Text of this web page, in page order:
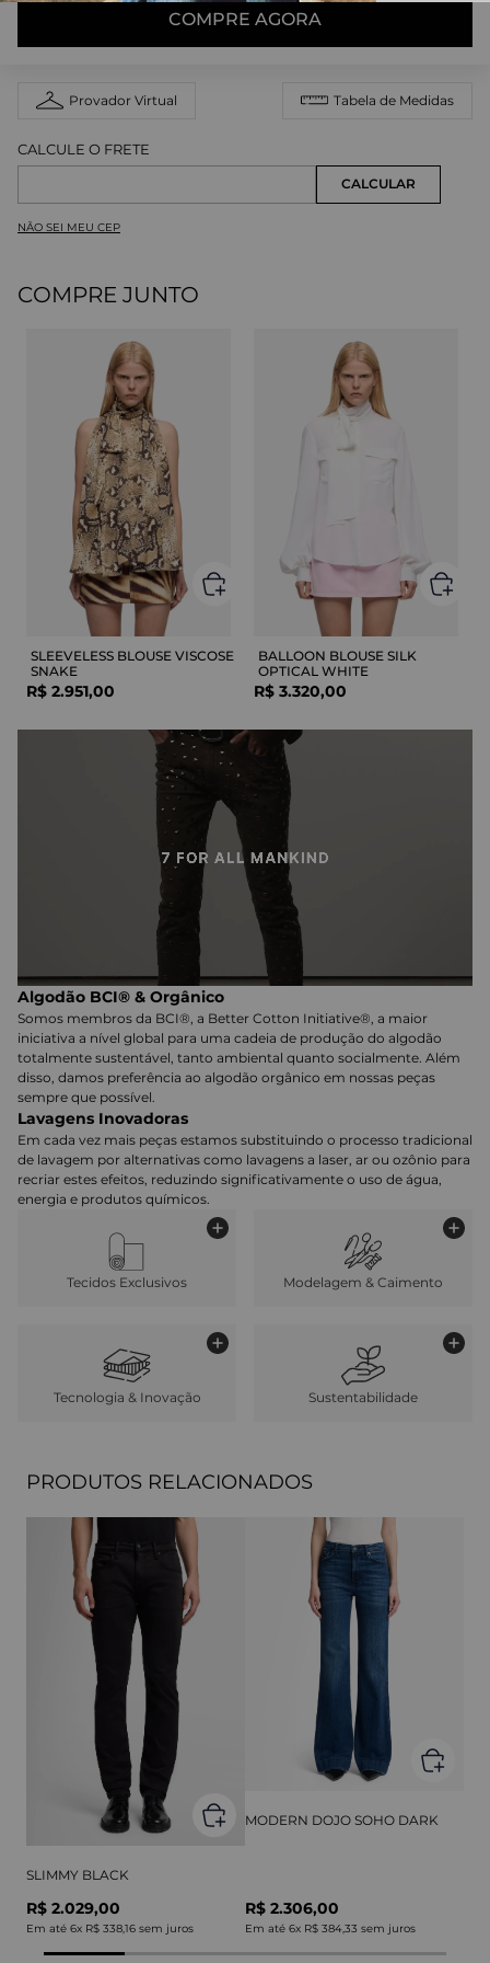
COMPRE AGORA
Provador Virtual Tabela de Medidas
NÃO SEI MEU CEP
COMPRE JUNTO
SLEEVELESS BLOUSE VISCOSE
SNAKE
R$ 2.951,00
BALLOON BLOUSE SILK
OPTICAL WHITE
R$ 3.320,00
Algodão BCI® & Orgânico
Somos membros da BCI®, a Better Cotton Initiative®, a maior
iniciativa a nível global para uma cadeia de produção do algodão
totalmente sustentável, tanto ambiental quanto socialmente. Além
disso, damos preferência ao algodão orgânico em nossas peças
sempre que possível.
Lavagens Inovadoras
Em cada vez mais peças estamos substituindo o processo tradicional
de lavagem por alternativas como lavagens a laser, ar ou ozônio para
recriar estes efeitos, reduzindo significativamente o uso de água,
energia e produtos químicos.
Tecidos Exclusivos Modelagem & Caimento
Tecnologia & Inovação Sustentabilidade
PRODUTOS RELACIONADOS
SLIMMY BLACK
R$ 2.029,00
Em até 6x R$ 338,16 sem juros
MODERN DOJO SOHO DARK
R$ 2.306,00
Em até 6x R$ 384,33 sem juros